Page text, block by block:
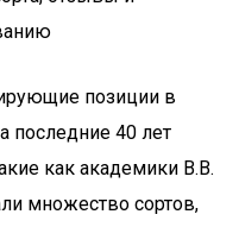
позиции в
последние 40 лет
как академики В.В.
множество сортов,